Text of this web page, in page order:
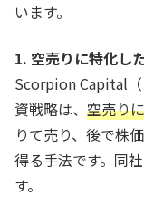
います。
1. 空売りに特化し
Scorpion Capital
資戦略は、 空売り
りて売り、後で株
得る手法です。同
す。